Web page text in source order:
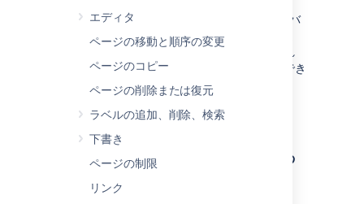
エディタ
ページの移動と順序の変更
ページのコピー
ページの削除または復元
ラベルの追加、削除、検索
下書き
ページの制限
リンク
Confluence は、各ページの変更履歴を、新規バ
ージョンの作成とその修正ごとにトラックしま
す。バージョン間の変更を見たり、必要であれ
ば、以前のバージョンに戻したりすることができ
ページ履歴にアクセスする
ページ履歴を見るには：